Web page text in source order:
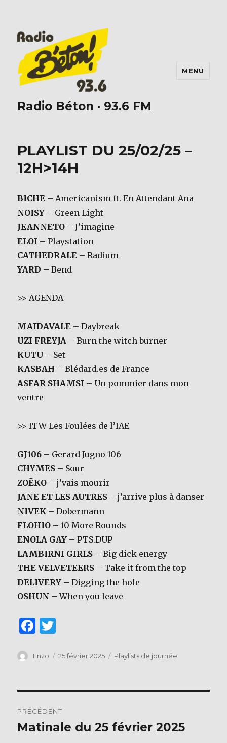
Radio Béton · 93.6 FM
MENU
PLAYLIST DU 25/02/25 –
12H>14H
BICHE – Americanism ft. En Attendant Ana
NOISY – Green Light
JEANNETO – J’imagine
ELOI – Playstation
CATHEDRALE – Radium
YARD – Bend
>> AGENDA
MAIDAVALE – Daybreak
UZI FREYJA – Burn the witch burner
KUTU – Set
KASBAH – Blédard.es de France
ASFAR SHAMSI – Un pommier dans mon
ventre
>> ITW Les Foulées de l’IAE
GJ106 – Gerard Jugno 106
CHYMES – Sour
ZOËKO – j’vais mourir
JANE ET LES AUTRES – j’arrive plus à danser
NIVEK – Dobermann
FLOHIO – 10 More Rounds
ENOLA GAY – PTS.DUP
LAMBIRNI GIRLS – Big dick energy
THE VELVETEERS – Take it from the top
DELIVERY – Digging the hole
OSHUN – When you leave
F
c
b
o
o
it
r
Auteur
Enzo
Publié
25 février 2025 Catégories
Playlists de journée
de
PRÉCÉDENT
Publication
Matinale du 25 février 2025